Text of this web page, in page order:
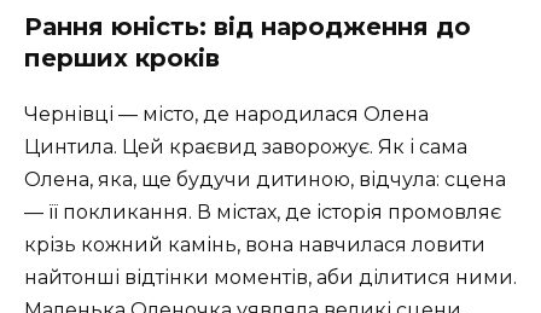
Рання юність: від народження до
перших кроків
Чернівці — місто, де народилася Олена
Цинтила. Цей краєвид заворожує. Як і сама
Олена, яка, ще будучи дитиною, відчула: сцена
— її покликання. В містах, де історія промовляє
крізь кожний камінь, вона навчилася ловити
найтонші відтінки моментів, аби ділитися ними.